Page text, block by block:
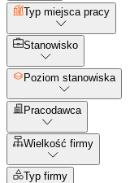
Typ miejsca pracy
Stanowisko
Poziom stanowiska
Pracodawca
Wielkość firmy
Typ firmy